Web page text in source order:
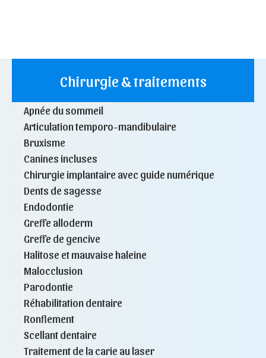
Chirurgie & traitements
Apnée du sommeil
Articulation temporo-mandibulaire
Bruxisme
Canines incluses
Chirurgie implantaire avec guide numérique
Dents de sagesse
Endodontie
Greffe alloderm
Greffe de gencive
Halitose et mauvaise haleine
Malocclusion
Parodontie
Réhabilitation dentaire
Ronflement
Scellant dentaire
Traitement de la carie au laser